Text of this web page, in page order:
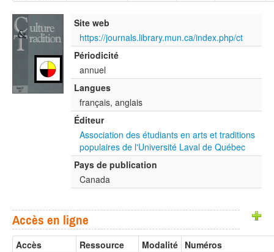
Site web
https://journals.library.mun.ca/index.php/ct
Périodicité
annuel
Langues
français, anglais
Éditeur
Association des étudiants en arts et traditions
populaires de l'Université Laval de Québec
Pays de publication
Canada
Accès en ligne
Accès Ressource Modalité Numéros